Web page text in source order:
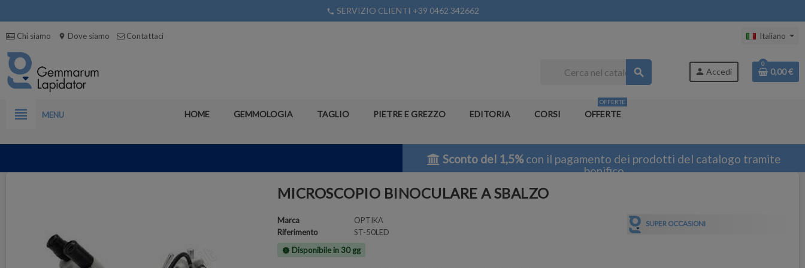
phone SERVIZIO CLIENTI +39 0462 342662
Chi siamo location_on Dove siamo Contattaci Italiano
search person Accedi
0
0,00 €
view_headline MENU HOME GEMMOLOGIA TAGLIO PIETRE E GREZZO EDITORIA CORSI OFFERTE
OFFERTE
Sconto del 1,5%con il pagamento dei prodotti del catalogo tramite
bonifico
MICROSCOPIO BINOCULARE A SBALZO
Marca
OPTIKA
Riferimento
ST-50LED
new_releases Disponibile in 30 gg
SUPER OCCASIONI